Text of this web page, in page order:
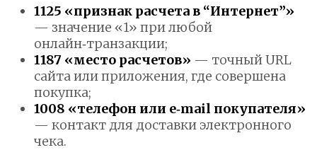
1125 «признак расчета в “Интернет”»
— значение «1» при любой
онлайн‑транзакции;
1187 «место расчетов» — точный URL
сайта или приложения, где совершена
покупка;
1008 «телефон или e‑mail покупателя»
— контакт для доставки электронного
чека.